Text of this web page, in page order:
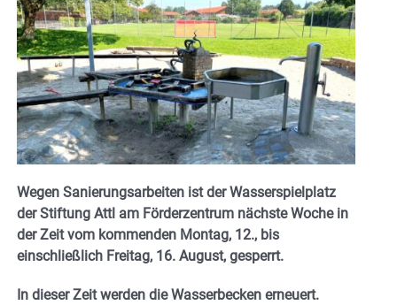
Wegen Sanierungsarbeiten ist der Wasserspielplatz
der Stiftung Attl am Förderzentrum nächste Woche in
der Zeit vom kommenden Montag, 12., bis
einschließlich Freitag, 16. August, gesperrt.
In dieser Zeit werden die Wasserbecken erneuert.